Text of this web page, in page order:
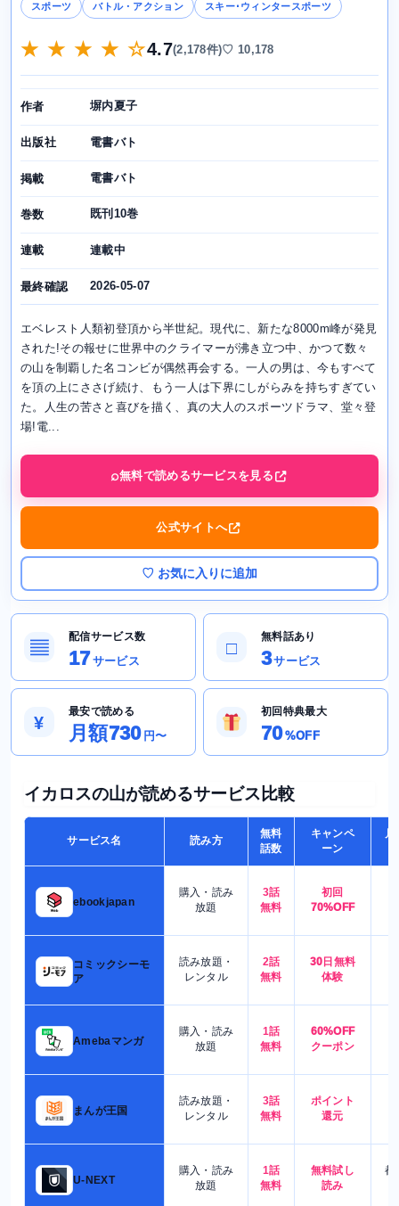
スポーツ バトル・アクション スキー･ウィンタースポーツ
★ ★ ★ ★ ☆4.7(2,178件)♡ 10,178
作者 塀内夏子
出版社 電書バト
掲載 電書バト
巻数 既刊10巻
連載 連載中
最終確認 2026-05-07
エベレスト人類初登頂から半世紀。現代に、新たな8000m峰が発見
された!その報せに世界中のクライマーが沸き立つ中、かつて数々
の山を制覇した名コンビが偶然再会する。一人の男は、今もすべて
を頂の上にささげ続け、もう一人は下界にしがらみを持ちすぎてい
た。人生の苦さと喜びを描く、真の大人のスポーツドラマ、堂々登
場!電...
無料で読めるサービスを見る
公式サイトへ
♡ お気に入りに追加
▤
配信サービス数
17サービス
□
無料話あり
3サービス
¥
最安で読める
月額730 円〜
初回特典最大
70%OFF
イカロスの山が読めるサービス比較
サービス名 読み方
無料
話数
キャンペ
ーン
月
ebookjapan
購入・読み
放題
3話
無料
初回
70%OFF
コミックシーモ
ア
読み放題・
レンタル
2話
無料
30日無料
体験
Amebaマンガ
購入・読み
放題
1話
無料
60%OFF
クーポン
まんが王国
読み放題・
レンタル
3話
無料
ポイント
還元
U-NEXT
購入・読み
放題
1話
無料
無料試し
読み
都